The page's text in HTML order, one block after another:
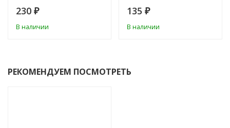
230 ₽
В наличии
135 ₽
В наличии
РЕКОМЕНДУЕМ ПОСМОТРЕТЬ